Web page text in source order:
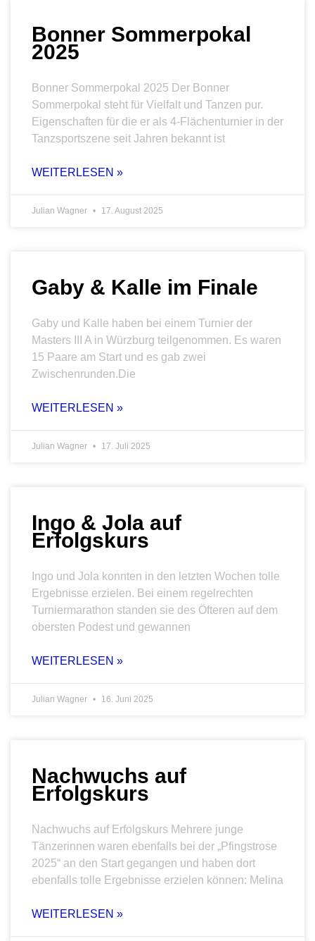
Bonner Sommerpokal
2025
Bonner Sommerpokal 2025 Der Bonner
Sommerpokal steht für Vielfalt und Tanzen pur.
Eigenschaften für die er als 4-Flächenturnier in der
Tanzsportszene seit Jahren bekannt ist
WEITERLESEN »
Julian Wagner 17. August 2025
Gaby & Kalle im Finale
Gaby und Kalle haben bei einem Turnier der
Masters III A in Würzburg teilgenommen. Es waren
15 Paare am Start und es gab zwei
Zwischenrunden.Die
WEITERLESEN »
Julian Wagner 17. Juli 2025
Ingo & Jola auf
Erfolgskurs
Ingo und Jola konnten in den letzten Wochen tolle
Ergebnisse erzielen. Bei einem regelrechten
Turniermarathon standen sie des Öfteren auf dem
obersten Podest und gewannen
WEITERLESEN »
Julian Wagner 16. Juni 2025
Nachwuchs auf
Erfolgskurs
Nachwuchs auf Erfolgskurs Mehrere junge
Tänzerinnen waren ebenfalls bei der „Pfingstrose
2025“ an den Start gegangen und haben dort
ebenfalls tolle Ergebnisse erzielen können: Melina
WEITERLESEN »